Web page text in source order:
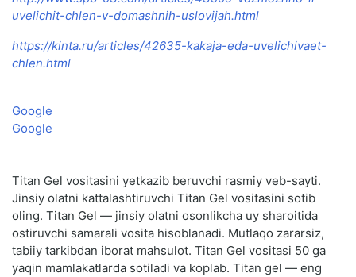
uvelichit-chlen-v-domashnih-uslovijah.html
https://kinta.ru/articles/42635-kakaja-eda-uvelichivaet-
chlen.html
Google
Google
Titan Gel vositasini yetkazib beruvchi rasmiy veb-sayti.
Jinsiy olatni kattalashtiruvchi Titan Gel vositasini sotib
oling. Titan Gel — jinsiy olatni osonlikcha uy sharoitida
ostiruvchi samarali vosita hisoblanadi. Mutlaqo zararsiz,
tabiiy tarkibdan iborat mahsulot. Titan Gel vositasi 50 ga
yaqin mamlakatlarda sotiladi va koplab. Titan gel — eng